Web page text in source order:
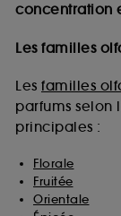
concentration
Les familles
Les familles
parfums selon
principales :
Florale
Fruitée
Orientale
navigation
collectées
sur
moment
souhaitez
utilisés,